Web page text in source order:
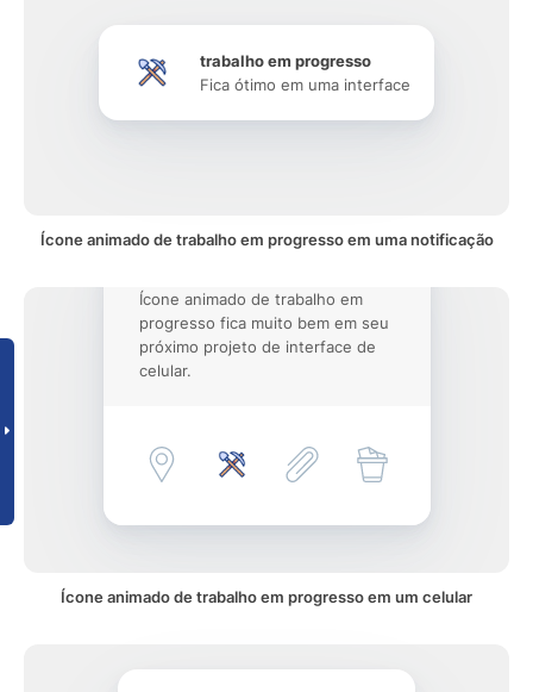
trabalho em progresso
Fica ótimo em uma interface
Ícone animado de trabalho em progresso em uma notificação
Ícone animado de trabalho em
progresso fica muito bem em seu
próximo projeto de interface de
celular.
Ícone animado de trabalho em progresso em um celular